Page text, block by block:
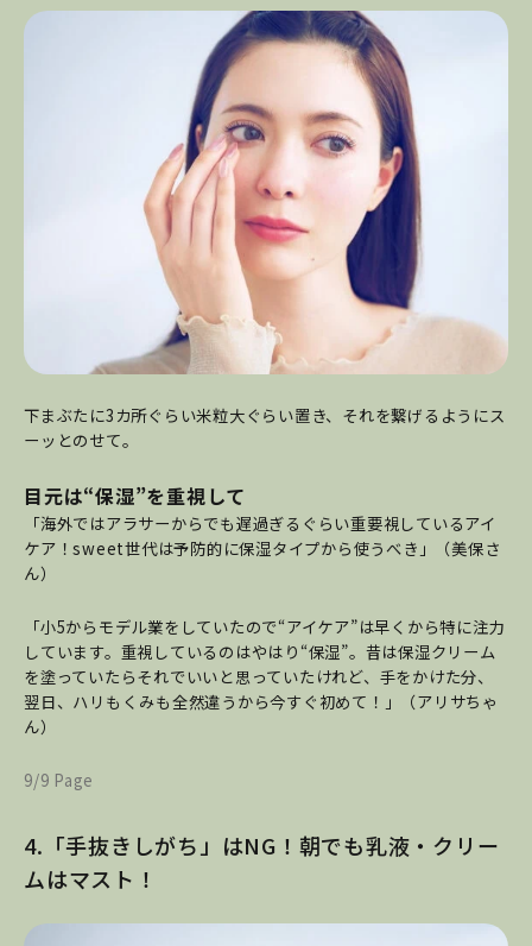
下まぶたに3カ所ぐらい米粒大ぐらい置き、それを繋げるようにス
ーッとのせて。
目元は“保湿”を重視して
「海外ではアラサーからでも遅過ぎるぐらい重要視しているアイ
ケア！sweet世代は予防的に保湿タイプから使うべき」（美保さ
ん）
「小5からモデル業をしていたので“アイケア”は早くから特に注力
しています。重視しているのはやはり“保湿”。昔は保湿クリーム
を塗っていたらそれでいいと思っていたけれど、手をかけた分、
翌日、ハリもくみも全然違うから今すぐ初めて！」（アリサちゃ
ん）
9/9 Page
4.「手抜きしがち」はNG！朝でも乳液・クリー
ムはマスト！